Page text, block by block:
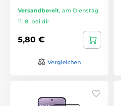
Versandbereit, am Dienstag
11. 8. bei dir
5,80 €
Vergleichen